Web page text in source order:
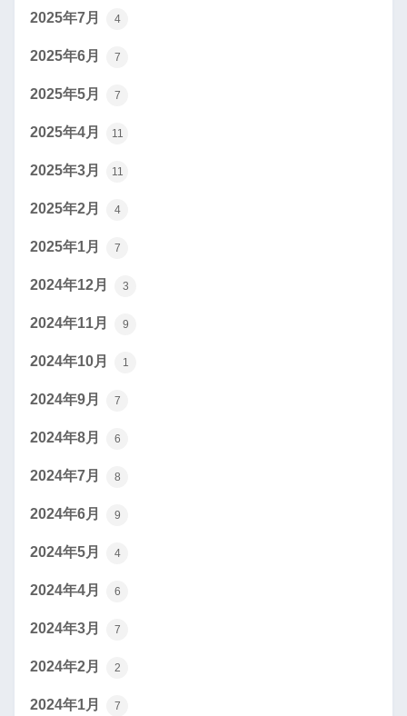
2025年7月 4
2025年6月 7
2025年5月 7
2025年4月 11
2025年3月 11
2025年2月 4
2025年1月 7
2024年12月 3
2024年11月 9
2024年10月 1
2024年9月 7
2024年8月 6
2024年7月 8
2024年6月 9
2024年5月 4
2024年4月 6
2024年3月 7
2024年2月 2
2024年1月 7